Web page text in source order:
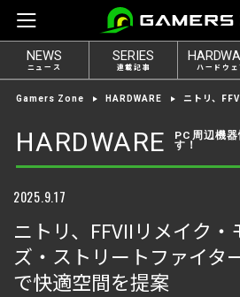
NEWS
ニュース
SERIES
連載記事 ハードウェ
Gamers Zone HARDWARE ニトリ、FFVIIリメイク・モ
HARDWARE PC周辺機
す！
2025.9.17
ニトリ、FFVIIリメイク
ズ・ストリートファイタ
で快適空間を提案